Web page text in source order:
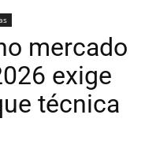
mercado
exige
técnica